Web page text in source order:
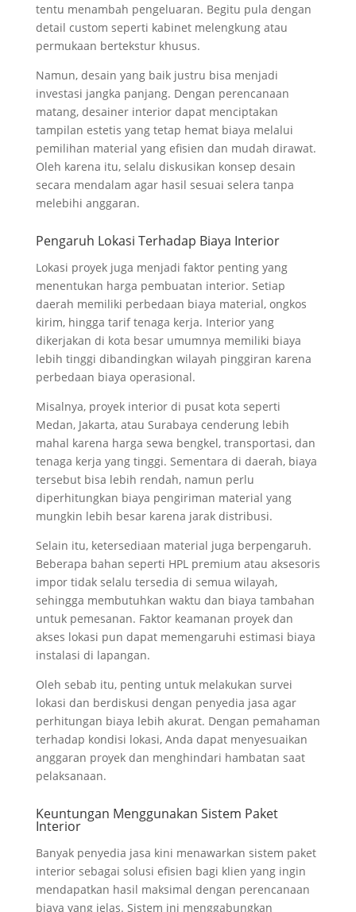
tentu menambah pengeluaran. Begitu pula dengan
detail custom seperti kabinet melengkung atau
permukaan bertekstur khusus.
Namun, desain yang baik justru bisa menjadi
investasi jangka panjang. Dengan perencanaan
matang, desainer interior dapat menciptakan
tampilan estetis yang tetap hemat biaya melalui
pemilihan material yang efisien dan mudah dirawat.
Oleh karena itu, selalu diskusikan konsep desain
secara mendalam agar hasil sesuai selera tanpa
melebihi anggaran.
Pengaruh Lokasi Terhadap Biaya Interior
Lokasi proyek juga menjadi faktor penting yang
menentukan harga pembuatan interior. Setiap
daerah memiliki perbedaan biaya material, ongkos
kirim, hingga tarif tenaga kerja. Interior yang
dikerjakan di kota besar umumnya memiliki biaya
lebih tinggi dibandingkan wilayah pinggiran karena
perbedaan biaya operasional.
Misalnya, proyek interior di pusat kota seperti
Medan, Jakarta, atau Surabaya cenderung lebih
mahal karena harga sewa bengkel, transportasi, dan
tenaga kerja yang tinggi. Sementara di daerah, biaya
tersebut bisa lebih rendah, namun perlu
diperhitungkan biaya pengiriman material yang
mungkin lebih besar karena jarak distribusi.
Selain itu, ketersediaan material juga berpengaruh.
Beberapa bahan seperti HPL premium atau aksesoris
impor tidak selalu tersedia di semua wilayah,
sehingga membutuhkan waktu dan biaya tambahan
untuk pemesanan. Faktor keamanan proyek dan
akses lokasi pun dapat memengaruhi estimasi biaya
instalasi di lapangan.
Oleh sebab itu, penting untuk melakukan survei
lokasi dan berdiskusi dengan penyedia jasa agar
perhitungan biaya lebih akurat. Dengan pemahaman
terhadap kondisi lokasi, Anda dapat menyesuaikan
anggaran proyek dan menghindari hambatan saat
pelaksanaan.
Keuntungan Menggunakan Sistem Paket
Interior
Banyak penyedia jasa kini menawarkan sistem paket
interior sebagai solusi efisien bagi klien yang ingin
mendapatkan hasil maksimal dengan perencanaan
biaya yang jelas. Sistem ini menggabungkan